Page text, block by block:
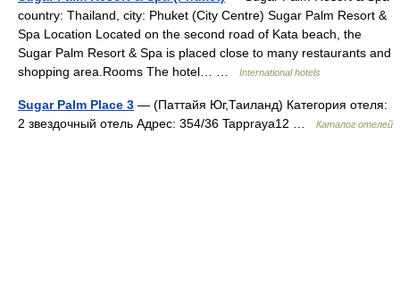
country: Thailand, city: Phuket (City Centre) Sugar Palm Resort &
Spa Location Located on the second road of Kata beach, the
Sugar Palm Resort & Spa is placed close to many restaurants and
shopping area.Rooms The hotel… …
International hotels
Sugar Palm Place 3 — (Паттайя Юг,Таиланд) Категория отеля:
2 звездочный отель Адрес: 354/36 Tappraya12 …
Каталог отелей